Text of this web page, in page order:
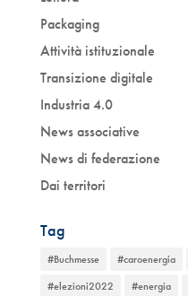
Packaging
Attività istituzionale
Transizione digitale
Industria 4.0
News associative
News di federazione
Dai territori
Tag
#Buchmesse #caroenergia
#elezioni2022
#energia